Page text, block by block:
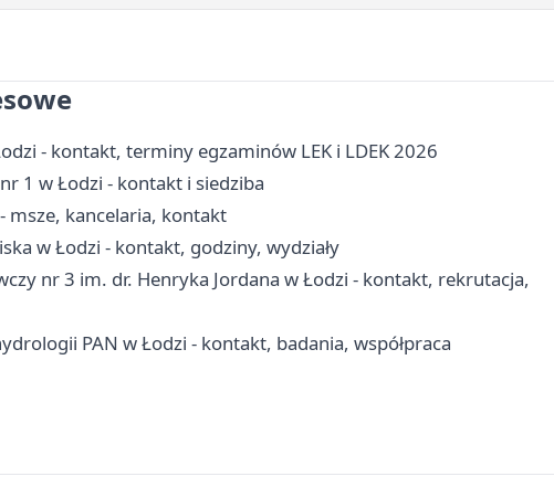
- kontakt, terminy egzaminów LEK i LDEK 2026
1 w Łodzi - kontakt i siedziba
msze, kancelaria, kontakt
w Łodzi - kontakt, godziny, wydziały
nr 3 im. dr. Henryka Jordana w Łodzi - kontakt, rekrutacja,
PAN w Łodzi - kontakt, badania, współpraca